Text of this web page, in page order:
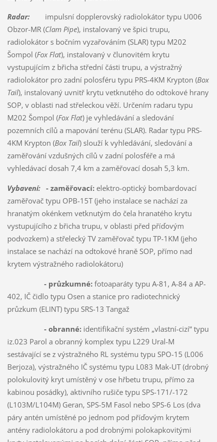
Radar:impulsní dopplerovský radiolokátor typu U006
Obzor-MR (Clam Pipe), instalovaný ve špici trupu,
radiolokátor s bočním vyzařováním (SLAR) typu M202
Šompol (Fox Flat), instalovaný v člunovitém krytu
vystupujícím z břicha střední části trupu, a výstražný
radiolokátor pro zadní polosféru typu PRS-4KM Krypton (Box
Tail), instalovaný uvnitř krytu vetknutého do odtokové hrany
SOP, v oblasti nad střeleckou věží. Určením radaru typu
M202 Šompol (Fox Flat) je vyhledávání a sledování
pozemních cílů a mapování terénu (SLAR). Radar typu PRS-
4KM Krypton (Box Tail) slouží k vyhledávání, sledování a
zaměřování vzdušných cílů v zadní polosféře a má
vyhledávací dosah 7,4 km a zaměřovací dosah 5,3 km.
Vybavení: - zaměřovací:elektro-optický bombardovací
zaměřovač typu OPB-15T (jeho instalace se nachází za
hranatým okénkem vetknutým do čela hranatého krytu
vystupujícího z břicha trupu, v oblasti před příďovým
podvozkem) a střelecký TV zaměřovač typu TP-1KM (jeho
instalace se nachází na odtokové hraně SOP, přímo nad
krytem výstražného radiolokátoru)
- průzkumné:fotoaparáty typu A-81, A-84 a AP-
402, IČ čidlo typu Osen a stanice pro radiotechnický
průzkum (ELINT) typu SRS-13 Tangaž
- obranné:identifikační systém „vlastní-cizí“ typu
iz.023 Parol a obranný komplex typu L229 Ural-M
sestávající se z výstražného RL systému typu SPO-15 (L006
Berjoza), výstražného IČ systému typu L083 Mak-UT (drobný
polokulovitý kryt umístěný v ose hřbetu trupu, přímo za
kabinou posádky), aktivního rušiče typu SPS-171/-172
(L103M/L104M) Geran, SPS-5M Fasol nebo SPS-6 Los (dva
páry antén umístěné po jednom pod příďovým krytem
antény radiolokátoru a pod drobnými polokapkovitými